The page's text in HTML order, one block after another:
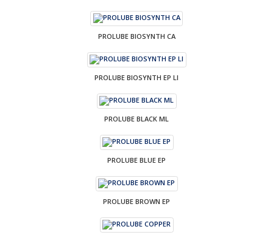
PROLUBE BIOSYNTH CA
PROLUBE BIOSYNTH EP LI
PROLUBE BLACK ML
PROLUBE BLUE EP
PROLUBE BROWN EP